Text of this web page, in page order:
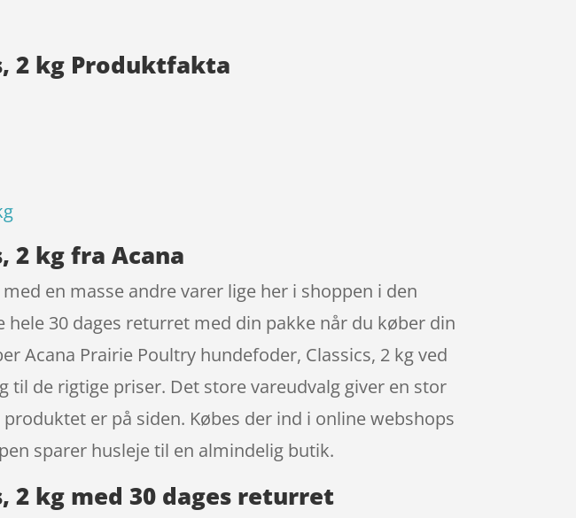
2 kg Produktfakta
2 kg fra Acana
en masse andre varer lige her i shoppen i den
30 dages returret med din pakke når du køber din
Acana Prairie Poultry hundefoder, Classics, 2 kg ved
til de rigtige priser. Det store vareudvalg giver en stor
er på siden. Købes der ind i online webshops
sparer husleje til en almindelig butik.
2 kg med 30 dages returret